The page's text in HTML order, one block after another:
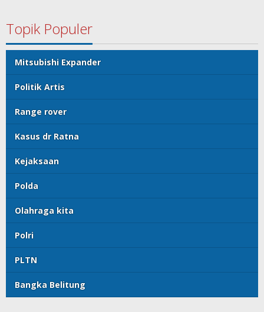
Topik Populer
Mitsubishi Expander
Politik Artis
Range rover
Kasus dr Ratna
Kejaksaan
Polda
Olahraga kita
Polri
PLTN
Bangka Belitung